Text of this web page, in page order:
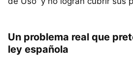
Un problema real que
ley española